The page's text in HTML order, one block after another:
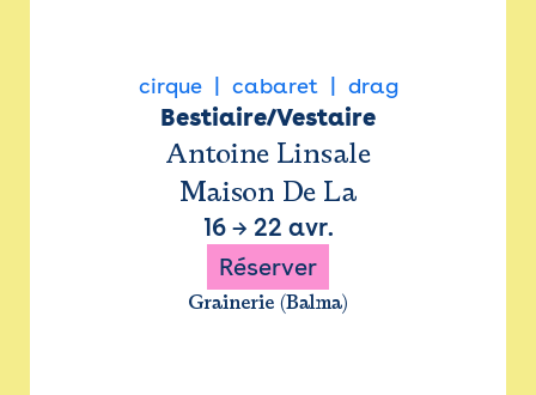
cirque cabaret drag
Bestiaire/Vestaire
Antoine Linsale
Maison De La
16→ 22 avr.
Réserver
Grainerie (Balma)